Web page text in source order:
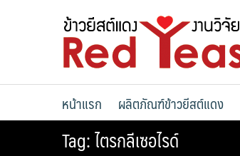
หน้าแรก ผลิตภัณฑ์ข้าวยีสต์แดง
Tag:ไตรกลีเซอไรด์